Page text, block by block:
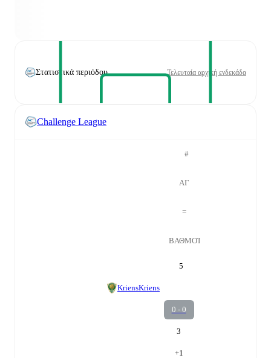
Στατιστικά περιόδου Τελευταία αρχική ενδεκάδα
Challenge League
#
ΑΓ
=
ΒΑΘΜΟΊ
5
KriensKriens
0 - 0
3
+1